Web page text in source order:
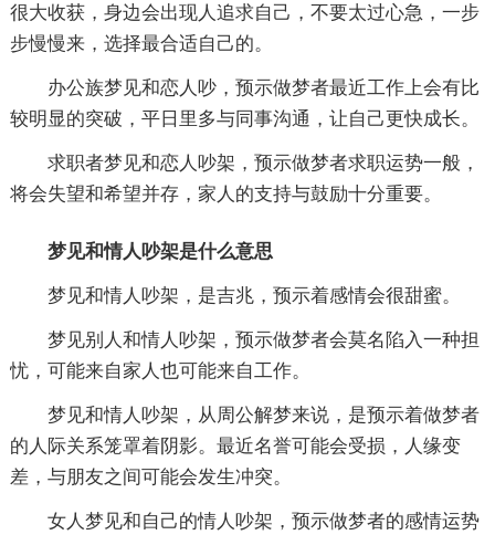
很大收获，身边会出现人追求自己，不要太过心急，一步
步慢慢来，选择最合适自己的。
办公族梦见和恋人吵，预示做梦者最近工作上会有比
较明显的突破，平日里多与同事沟通，让自己更快成长。
求职者梦见和恋人吵架，预示做梦者求职运势一般，
将会失望和希望并存，家人的支持与鼓励十分重要。
梦见和情人吵架是什么意思
梦见和情人吵架，是吉兆，预示着感情会很甜蜜。
梦见别人和情人吵架，预示做梦者会莫名陷入一种担
忧，可能来自家人也可能来自工作。
梦见和情人吵架，从周公解梦来说，是预示着做梦者
的人际关系笼罩着阴影。最近名誉可能会受损，人缘变
差，与朋友之间可能会发生冲突。
女人梦见和自己的情人吵架，预示做梦者的感情运势